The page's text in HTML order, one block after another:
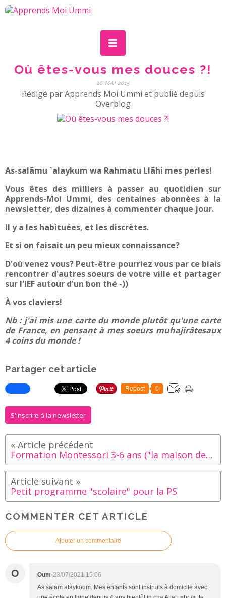
Où êtes-vous mes douces ?!
26 MAI 2015
Rédigé par Apprends Moi Ummi et publié depuis
Overblog
As-salãmu `alaykum wa Rahmatu Llãhi mes perles!
Vous êtes des milliers à passer au quotidien sur
Apprends-Moi Ummi, des centaines abonnées à la
newsletter, des dizaines à commenter chaque jour.
Il y a les habituées, et les discrètes.
Et si on faisait un peu mieux connaissance?
D'où venez vous? Peut-être pourriez vous par ce biais
rencontrer d'autres soeurs de votre ville et partager
sur l'IEF autour d'un bon thé -))
À vos claviers!
Nb : j'ai mis une carte du monde plutôt qu'une carte
de France, en pensant à mes soeurs muhajirâtesaux
4 coins du monde !
Partager cet article
Repost 0
S'inscrire à la newsletter
Formation Montessori 3-6 ans ("la maison des enfants") juillet/août
Petit programme "scolaire" pour la PS
COMMENTER CET ARTICLE
Ajouter un commentaire
O Oum 23/07/2021 15:06
As salam alaykoum. Mes enfants sont instruits à domicile avec